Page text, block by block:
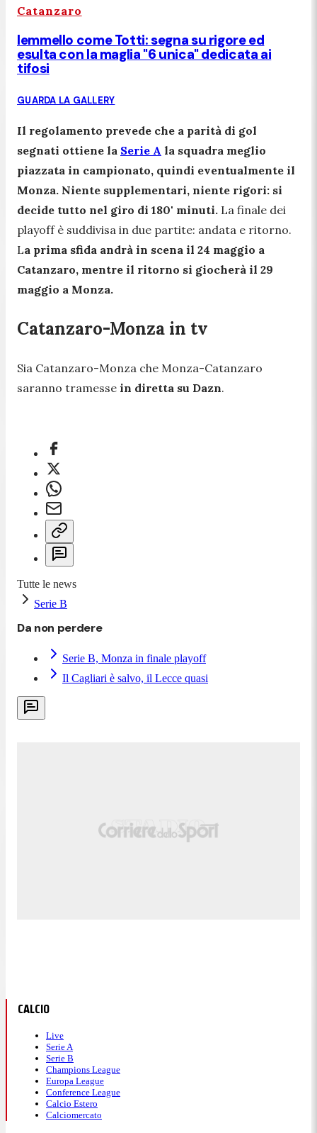
Catanzaro
Iemmello come Totti: segna su rigore ed
esulta con la maglia "6 unica" dedicata ai
tifosi
GUARDA LA GALLERY
Il regolamento prevede che a parità di gol
segnati ottiene la Serie A la squadra meglio
piazzata in campionato, quindi eventualmente il
Monza. Niente supplementari, niente rigori: si
decide tutto nel giro di 180' minuti. La finale dei
playoff è suddivisa in due partite: andata e ritorno.
La prima sfida andrà in scena il 24 maggio a
Catanzaro, mentre il ritorno si giocherà il 29
maggio a Monza.
Catanzaro-Monza in tv
Sia Catanzaro-Monza che Monza-Catanzaro
saranno tramesse in diretta su Dazn.
Tutte le news
Serie B
Da non perdere
Serie B, Monza in finale playoff
Il Cagliari è salvo, il Lecce quasi
CALCIO
Live
Serie A
Serie B
Champions League
Europa League
Conference League
Calcio Estero
Calciomercato